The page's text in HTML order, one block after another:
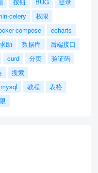
celery
权限
compose
echarts
求助 数据库
后端接口
curd 分页
验证码
搜索
mysql 教程
表格